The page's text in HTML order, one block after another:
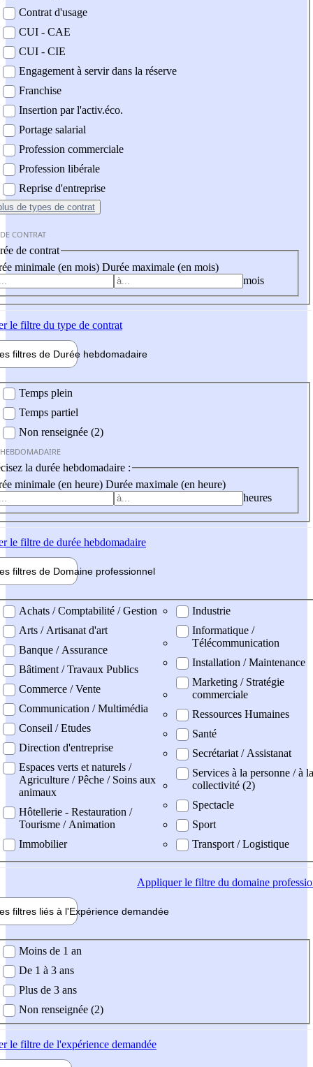
Contrat d'usage
CUI - CAE
CUI - CIE
Engagement à servir dans la réserve
Franchise
Insertion par l'activ.éco.
Portage salarial
Profession commerciale
Profession libérale
Reprise d'entreprise
de types de contrat
CONTRAT
de contrat
minimale (en mois) Durée maximale (en mois)
mois
le filtre du type de contrat
filtres de Durée hebdomadaire
Temps plein
Temps partiel
Non renseignée (2)
la durée hebdomadaire :
minimale (en heure) Durée maximale (en heure)
heures
le filtre de durée hebdomadaire
filtres de Domaine professionnel
professionel
Achats / Comptabilité / Gestion
Arts / Artisanat d'art
Banque / Assurance
Bâtiment / Travaux Publics
Commerce / Vente
Communication / Multimédia
Conseil / Etudes
Direction d'entreprise
Espaces verts et naturels /
Agriculture / Pêche / Soins aux
animaux
Hôtellerie - Restauration /
Tourisme / Animation
Immobilier
Industrie
Informatique /
Télécommunication
Installation / Maintenance
Marketing / Stratégie
commerciale
Ressources Humaines
Santé
Secrétariat / Assistanat
Services à la personne / à la
collectivité (2)
Spectacle
Sport
Transport / Logistique
Appliquerle filtre du domaine
filtres liés à l'Expérience demandée
demandée
Moins de 1 an
De 1 à 3 ans
Plus de 3 ans
Non renseignée (2)
le filtre de l'expérience demandée